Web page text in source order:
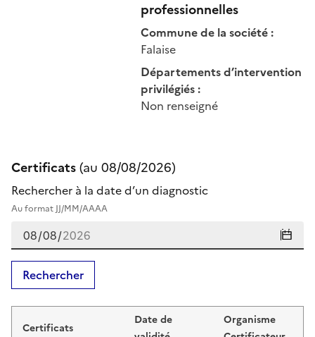
professionnelles
Commune de la société:
Falaise
Départements d’intervention
privilégiés:
Non renseigné
Certificats(au 08/08/2026)
Rechercher à la date d’un diagnostic
Au format JJ/MM/AAAA
Rechercher
Certificats de jeremy degroote
Certificats
Date de
Organisme